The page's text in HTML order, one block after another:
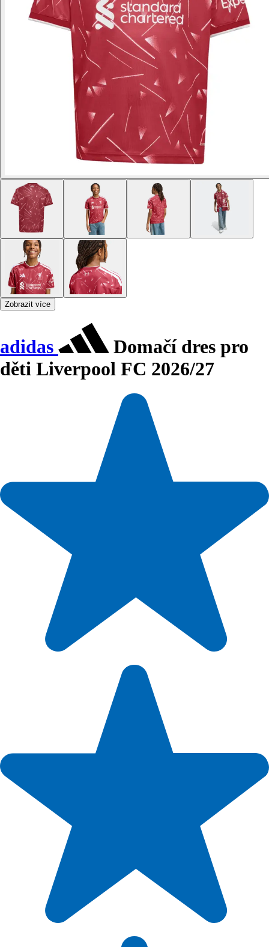
Zobrazit více
adidas
Domačí dres pro
děti Liverpool FC 2026/27